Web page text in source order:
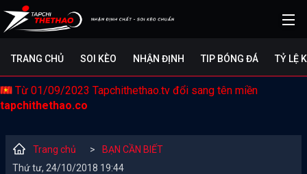
TRANG CHỦ SOI KÈO NHẬN ĐỊNH TIP BÓNG ĐÁ TỶ LỆ
Từ 01/09/2023 Tapchithethao.tv đổi sang tên miền
tapchithethao.co
Trang chủ >
BẠN CẦN BIẾT
Thứ tư, 24/10/2018 19:44